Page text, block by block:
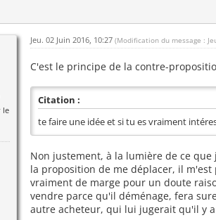
le
Jeu. 02 Juin 2016, 10:27 (Modification du message :
C'est le principe de la contre-
Citation :
te faire une idée et si tu es vraiment
Non justement, à la lumière de ce
la proposition de me déplacer, il
vraiment de marge pour un doute
vendre parce qu'il déménage, fera
autre acheteur, qui lui jugerait qu'il y